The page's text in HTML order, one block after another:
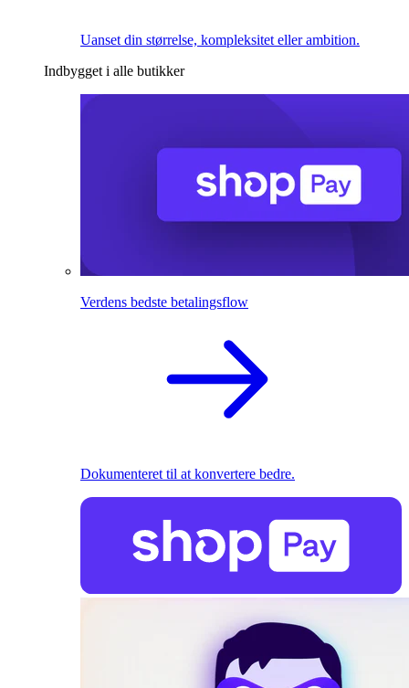
Uanset din størrelse, kompleksitet eller ambition.
Indbygget i alle butikker
Verdens bedste betalingsflow
Dokumenteret til at konvertere bedre.